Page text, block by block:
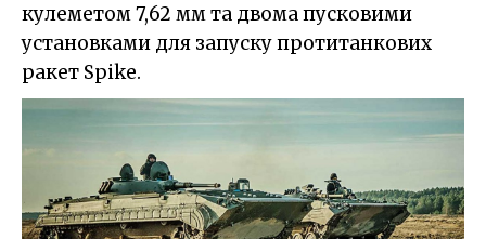
кулеметом 7,62 мм та двома пусковими
установками для запуску протитанкових
ракет Spike.